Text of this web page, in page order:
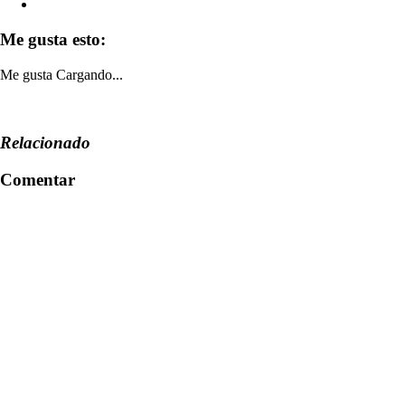
Me gusta esto:
Me gusta Cargando...
Relacionado
Comentar